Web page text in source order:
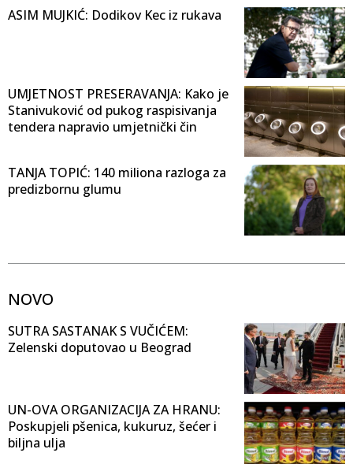
ASIM MUJKIĆ: Dodikov Kec iz rukava
UMJETNOST PRESERAVANJA: Kako je
Stanivuković od pukog raspisivanja
tendera napravio umjetnički čin
TANJA TOPIĆ: 140 miliona razloga za
predizbornu glumu
NOVO
SUTRA SASTANAK S VUČIĆEM:
Zelenski doputovao u Beograd
UN-OVA ORGANIZACIJA ZA HRANU:
Poskupjeli pšenica, kukuruz, šećer i
biljna ulja